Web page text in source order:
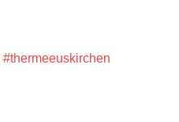
#thermeeuskirchen